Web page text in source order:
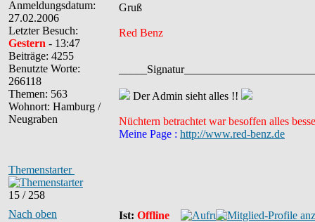
Anmeldungsdatum:
27.02.2006
Letzter Besuch:
Gestern - 13:47
Beiträge: 4255
Benutzte Worte:
266118
Themen: 563
Wohnort: Hamburg /
Neugraben
Themenstarter
15 / 258
Gruß
Red Benz
Der Admin sieht alles !!
Nüchtern betrachtet war besoffen alles
Meine Page : http://www.red-benz.de
Nach oben Ist: Offline